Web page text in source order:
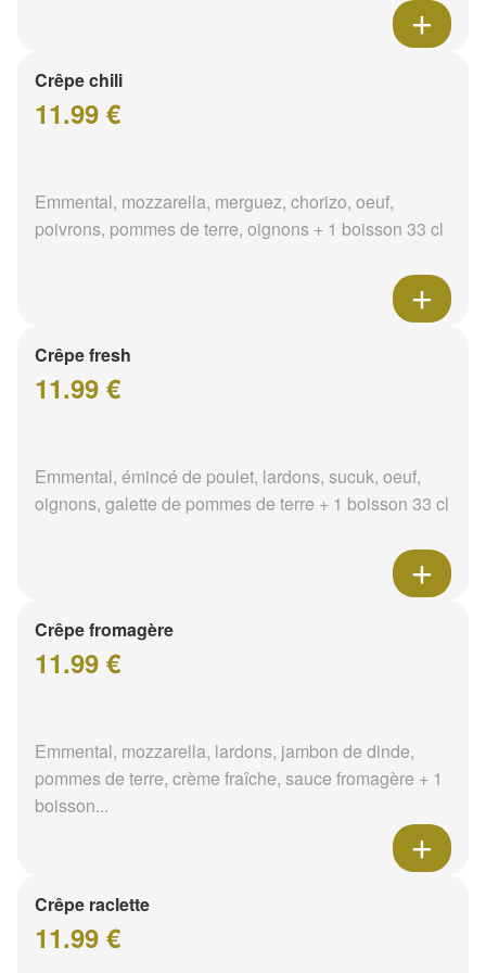
Crêpe chili
11.99 €
Emmental, mozzarella, merguez, chorizo, oeuf,
poivrons, pommes de terre, oignons + 1 boisson 33 cl
Crêpe fresh
11.99 €
Emmental, émincé de poulet, lardons, sucuk, oeuf,
oignons, galette de pommes de terre + 1 boisson 33 cl
Crêpe fromagère
11.99 €
Emmental, mozzarella, lardons, jambon de dinde,
pommes de terre, crème fraîche, sauce fromagère + 1
boisson...
Crêpe raclette
11.99 €